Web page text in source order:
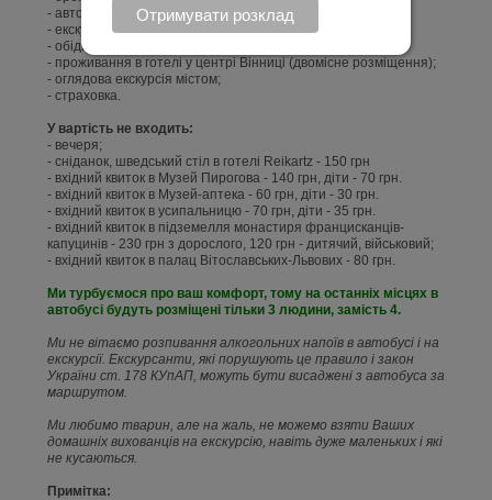
- автобусний супровід по всьому маршруту;
- екскурсійний супровід по маршруту;
- обіди в 1 і 2 день;
- проживання в готелі у центрі Вінниці (двомісне розміщення);
- оглядова екскурсія містом;
- страховка.
У вартість не входить:
- вечеря;
- сніданок, шведський стіл в готелі Reikartz - 150 грн
- вхідний квиток в Музей Пирогова - 140 грн, діти - 70 грн.
- вхідний квиток в Музей-аптека - 60 грн, діти - 30 грн.
- вхідний квиток в усипальницю - 70 грн, діти - 35 грн.
- вхідний квиток в підземелля монастиря францисканців-
капуцинів - 230 грн з дорослого, 120 грн - дитячий, військовий;
- вхідний квиток в палац Вітославських-Львових - 80 грн.
Ми турбуємося про ваш комфорт, тому на останніх місцях в
автобусі будуть розміщені тільки 3 людини, замість 4.
Ми не вітаємо розпивання алкогольних напоїв в автобусі і на
екскурсії. Екскурсанти, які порушують це правило і закон
України ст. 178 КУпАП, можуть бути висаджені з автобуса за
маршрутом.
Ми любимо тварин, але на жаль, не можемо взяти Ваших
домашніх вихованців на екскурсію, навіть дуже маленьких і які
не кусаються.
Примітка: